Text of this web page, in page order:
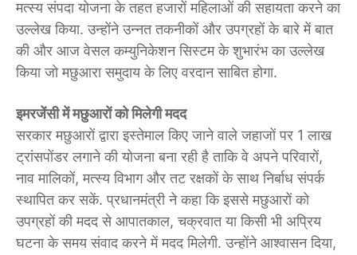
मत्स्य संपदा योजना के तहत हजारों महिलाओं की सहायता करने का
उल्लेख किया. उन्होंने उन्नत तकनीकों और उपग्रहों के बारे में बात
की और आज वेसल कम्युनिकेशन सिस्टम के शुभारंभ का उल्लेख
किया जो मछुआरा समुदाय के लिए वरदान साबित होगा.
इमरजेंसी में मछुआरों को मिलेगी मदद
सरकार मछुआरों द्वारा इस्तेमाल किए जाने वाले जहाजों पर 1 लाख
ट्रांसपोंडर लगाने की योजना बना रही है ताकि वे अपने परिवारों,
नाव मालिकों, मत्स्य विभाग और तट रक्षकों के साथ निर्बाध संपर्क
स्थापित कर सकें. प्रधानमंत्री ने कहा कि इससे मछुआरों को
उपग्रहों की मदद से आपातकाल, चक्रवात या किसी भी अप्रिय
घटना के समय संवाद करने में मदद मिलेगी. उन्होंने आश्वासन दिया,